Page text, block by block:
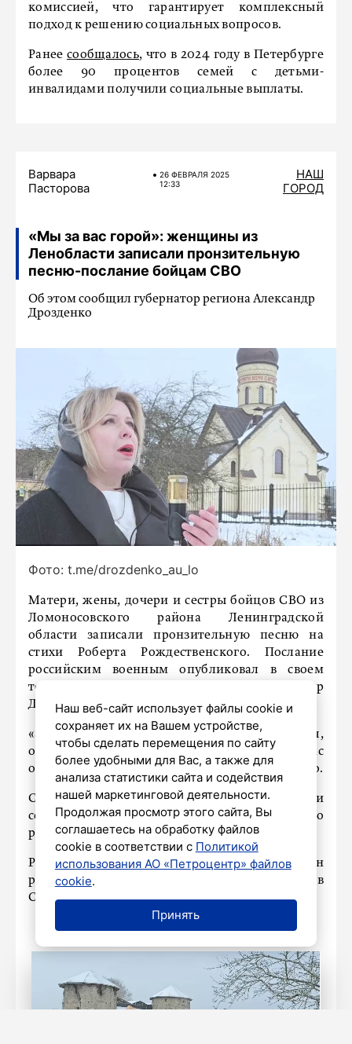
комиссией, что гарантирует комплексный
подход к решению социальных вопросов.
Ранее сообщалось, что в 2024 году в Петербурге
более 90 процентов семей с детьми-
инвалидами получили социальные выплаты.
Варвара
Пасторова
26 ФЕВРАЛЯ 2025
12:33
НАШ
ГОРОД
«Мы за вас горой»: женщины из
Ленобласти записали пронзительную
песню-послание бойцам СВО
Об этом сообщил губернатор региона Александр
Дрозденко
Фото: t.me/drozdenko_au_lo
Матери, жены, дочери и сестры бойцов СВО из
Ломоносовского района Ленинградской
области записали пронзительную песню на
стихи Роберта Рождественского. Послание
российским военным опубликовал в своем
телеграм-канале губернатор региона Александр
Дрозденко.
«Здесь вера в Победу, в то, что родные вернутся,
обнимут, будут жить долго и счастливо. Вас
очень ждут дома, ребята», – отметил Дрозденко.
Смонтировать видеоролик женщинам помогли
сотрудники Дворца культуры Ломоносовского
района.
Ранеесообщалось, что в Ленобласти разработан
регламент трудовой интеграции ветеранов
СВО.
Наш веб-сайт использует файлы cookie и
сохраняет их на Вашем устройстве,
чтобы сделать перемещения по сайту
более удобными для Вас, а также для
анализа статистики сайта и содействия
нашей маркетинговой деятельности.
Продолжая просмотр этого сайта, Вы
соглашаетесь на обработку файлов
cookie в соответствии с Политикой
использования АО «Петроцентр» файлов
cookie.
Принять